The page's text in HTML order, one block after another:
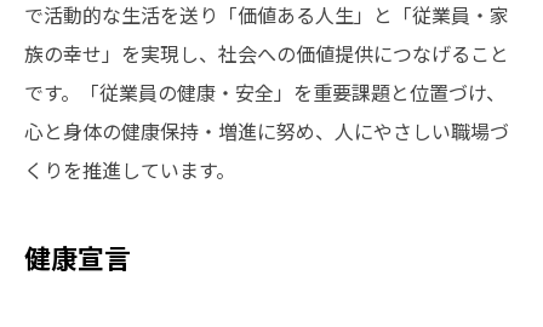
で活動的な生活を送り「価値ある人生」と「従業員・家
族の幸せ」を実現し、社会への価値提供につなげること
です。「従業員の健康・安全」を重要課題と位置づけ、
心と身体の健康保持・増進に努め、人にやさしい職場づ
くりを推進しています。
健康宣言